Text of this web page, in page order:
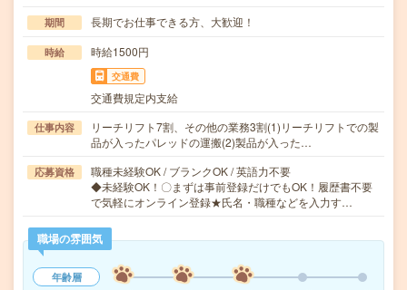
期間 長期でお仕事できる方、大歓迎！
時給 時給1500円
交通費
交通費規定内支給
仕事内容
リーチリフト7割、その他の業務3割(1)リーチリフトでの製
品が入ったパレッドの運搬(2)製品が入った…
応募資格
職種未経験OK / ブランクOK / 英語力不要
◆未経験OK！〇まずは事前登録だけでもOK！履歴書不要
で気軽にオンライン登録★氏名・職種などを入力す…
職場の雰囲気
年齢層